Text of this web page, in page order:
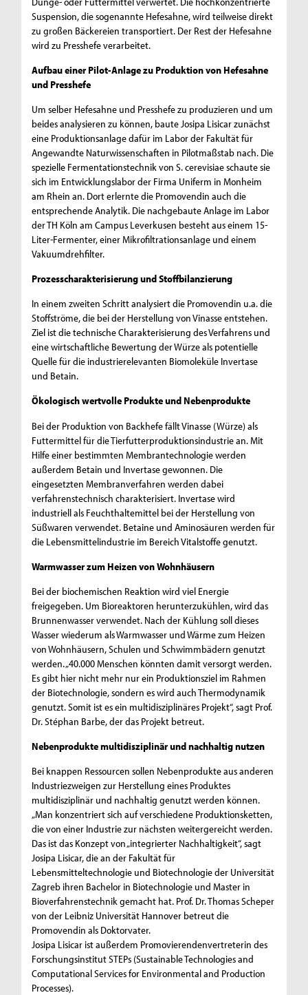
Suspension, die sogenannte Hefesahne, wird teilweise direkt
zu großen Bäckereien transportiert. Der Rest der Hefesahne
wird zu Presshefe verarbeitet.
Aufbau einer Pilot-Anlage zu Produktion von Hefesahne
und Presshefe
Um selber Hefesahne und Presshefe zu produzieren und um
beides analysieren zu können, baute Josipa Lisicar zunächst
eine Produktionsanlage dafür im Labor der Fakultät für
Angewandte Naturwissenschaften in Pilotmaßstab nach. Die
spezielle Fermentationstechnik von S. cerevisiae schaute sie
sich im Entwicklungslabor der Firma Uniferm in Monheim
am Rhein an. Dort erlernte die Promovendin auch die
entsprechende Analytik. Die nachgebaute Anlage im Labor
der TH Köln am Campus Leverkusen besteht aus einem 15-
Liter-Fermenter, einer Mikrofiltrationsanlage und einem
Vakuumdrehfilter.
Prozesscharakterisierung und Stoffbilanzierung
In einem zweiten Schritt analysiert die Promovendin u.a. die
Stoffströme, die bei der Herstellung von Vinasse entstehen.
Ziel ist die technische Charakterisierung des Verfahrens und
eine wirtschaftliche Bewertung der Würze als potentielle
Quelle für die industrierelevanten Biomoleküle Invertase
und Betain.
Ökologisch wertvolle Produkte und Nebenprodukte
Bei der Produktion von Backhefe fällt Vinasse (Würze) als
Futtermittel für die Tierfutterproduktionsindustrie an. Mit
Hilfe einer bestimmten Membrantechnologie werden
außerdem Betain und Invertase gewonnen. Die
eingesetzten Membranverfahren werden dabei
verfahrenstechnisch charakterisiert. Invertase wird
industriell als Feuchthaltemittel bei der Herstellung von
Süßwaren verwendet. Betaine und Aminosäuren werden für
die Lebensmittelindustrie im Bereich Vitalstoffe genutzt.
Warmwasser zum Heizen von Wohnhäusern
Bei der biochemischen Reaktion wird viel Energie
freigegeben. Um Bioreaktoren herunterzukühlen, wird das
Brunnenwasser verwendet. Nach der Kühlung soll dieses
Wasser wiederum als Warmwasser und Wärme zum Heizen
von Wohnhäusern, Schulen und Schwimmbädern genutzt
werden. „40.000 Menschen könnten damit versorgt werden.
Es gibt hier nicht mehr nur ein Produktionsziel im Rahmen
der Biotechnologie, sondern es wird auch Thermodynamik
genutzt. Somit ist es ein multidisziplinäres Projekt“, sagt Prof.
Dr. Stéphan Barbe, der das Projekt betreut.
Nebenprodukte multidisziplinär und nachhaltig nutzen
Bei knappen Ressourcen sollen Nebenprodukte aus anderen
Industriezweigen zur Herstellung eines Produktes
multidisziplinär und nachhaltig genutzt werden können.
„Man konzentriert sich auf verschiedene Produktionsketten,
die von einer Industrie zur nächsten weitergereicht werden.
Das ist das Konzept von „integrierter Nachhaltigkeit“, sagt
Josipa Lisicar, die an der Fakultät für
Lebensmitteltechnologie und Biotechnologie der Universität
Zagreb ihren Bachelor in Biotechnologie und Master in
Bioverfahrenstechnik gemacht hat. Prof. Dr. Thomas Scheper
von der Leibniz Universität Hannover betreut die
Promovendin als Doktorvater.
Josipa Lisicar ist außerdem Promovierendenvertreterin des
Forschungsinstitut STEPs (Sustainable Technologies and
Computational Services for Environmental and Production
Processes).